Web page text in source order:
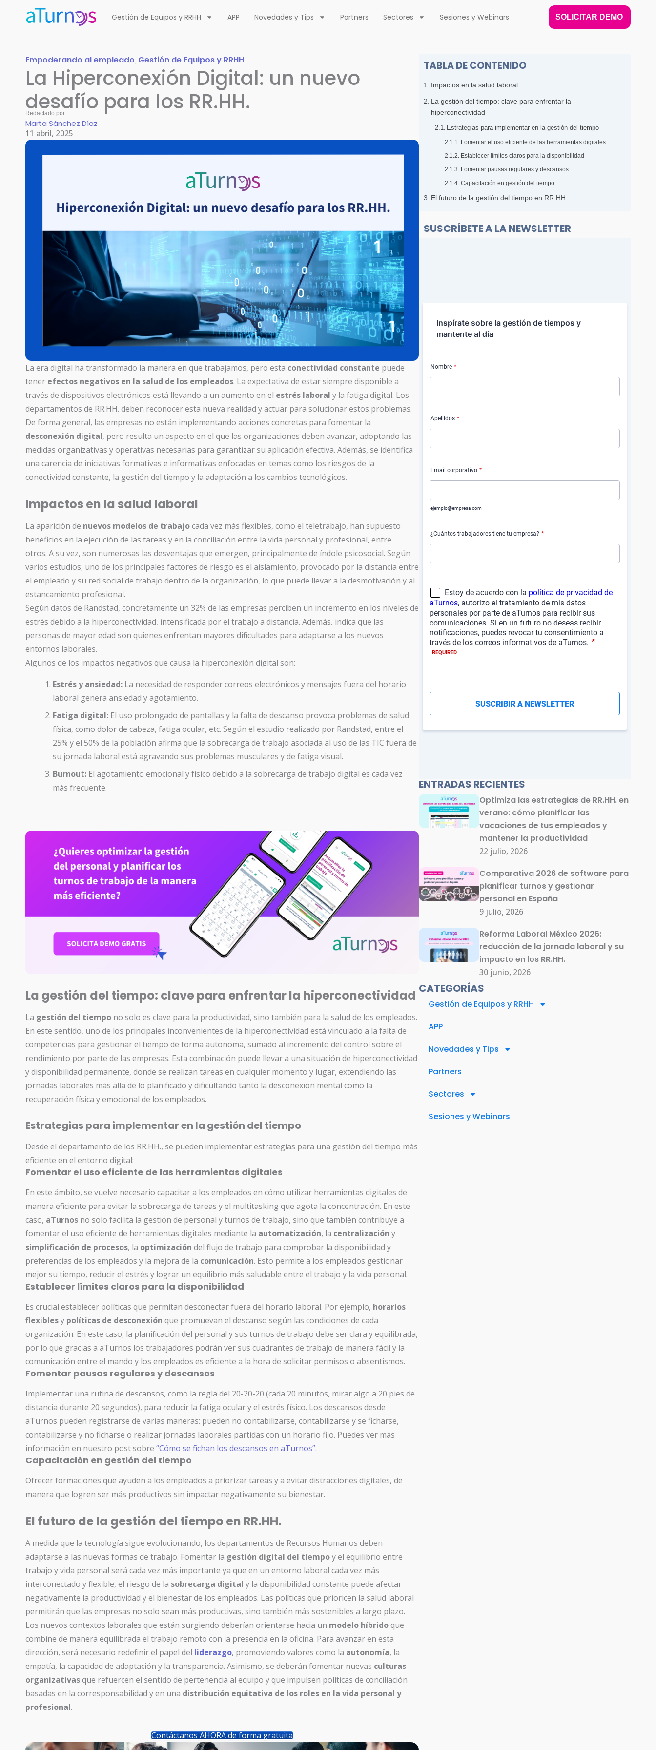
Gestión de Equipos y RRHH APP Novedades y Tips Partners Sectores Sesiones y Webinars SOLICITAR DEMO
Empoderando al empleado, Gestión de Equipos y RRHH
La Hiperconexión Digital: un nuevo
desafío para los RR.HH.
Redactado por:
Marta Sánchez Díaz
11 abril, 2025
La era digital ha transformado la manera en que trabajamos, pero esta conectividad constante puede
tener efectos negativos en la salud de los empleados. La expectativa de estar siempre disponible a
través de dispositivos electrónicos está llevando a un aumento en el estrés laboral y la fatiga digital. Los
departamentos de RR.HH. deben reconocer esta nueva realidad y actuar para solucionar estos problemas.
De forma general, las empresas no están implementando acciones concretas para fomentar la
desconexión digital, pero resulta un aspecto en el que las organizaciones deben avanzar, adoptando las
medidas organizativas y operativas necesarias para garantizar su aplicación efectiva. Además, se identifica
una carencia de iniciativas formativas e informativas enfocadas en temas como los riesgos de la
conectividad constante, la gestión del tiempo y la adaptación a los cambios tecnológicos.
Impactos en la salud laboral
La aparición de nuevos modelos de trabajocada vez más flexibles, como el teletrabajo, han supuesto
beneficios en la ejecución de las tareas y en la conciliación entre la vida personal y profesional, entre
otros. A su vez, son numerosas las desventajas que emergen, principalmente de índole psicosocial. Según
varios estudios, uno de los principales factores de riesgo es el aislamiento, provocado por la distancia entre
el empleado y su red social de trabajo dentro de la organización, lo que puede llevar a la desmotivación y al
estancamiento profesional.
Según datos de Randstad, concretamente un 32% de las empresas perciben un incremento en los niveles de
estrés debido a la hiperconectividad, intensificada por el trabajo a distancia. Además, indica que las
personas de mayor edad son quienes enfrentan mayores dificultades para adaptarse a los nuevos
entornos laborales.
Algunos de los impactos negativos que causa la hiperconexión digital son:
Estrés y ansiedad: La necesidad de responder correos electrónicos y mensajes fuera del horario
laboral genera ansiedad y agotamiento.
Fatiga digital: El uso prolongado de pantallas y la falta de descanso provoca problemas de salud
física, como dolor de cabeza, fatiga ocular, etc. Según el estudio realizado por Randstad, entre el
25% y el 50% de la población afirma que la sobrecarga de trabajo asociada al uso de las TIC fuera de
su jornada laboral está agravando sus problemas musculares y de fatiga visual.
Burnout: El agotamiento emocional y físico debido a la sobrecarga de trabajo digital es cada vez
más frecuente.
La gestión del tiempo: clave para enfrentar la hiperconectividad
La gestión del tiempo no solo es clave para la productividad, sino también para la salud de los empleados.
En este sentido, uno de los principales inconvenientes de la hiperconectividad está vinculado a la falta de
competencias para gestionar el tiempo de forma autónoma, sumado al incremento del control sobre el
rendimiento por parte de las empresas. Esta combinación puede llevar a una situación de hiperconectividad
y disponibilidad permanente, donde se realizan tareas en cualquier momento y lugar, extendiendo las
jornadas laborales más allá de lo planificado y dificultando tanto la desconexión mental como la
recuperación física y emocional de los empleados.
Estrategias para implementar en la gestión del tiempo
Desde el departamento de los RR.HH., se pueden implementar estrategias para una gestión del tiempo más
eficiente en el entorno digital:
Fomentar el uso eficiente de las herramientas digitales
En este ámbito, se vuelve necesario capacitar a los empleados en cómo utilizar herramientas digitales de
manera eficiente para evitar la sobrecarga de tareas y el multitasking que agota la concentración. En este
caso, aTurnos no solo facilita la gestión de personal y turnos de trabajo, sino que también contribuye a
fomentar el uso eficiente de herramientas digitales mediante la automatización, la centralización y
simplificación de procesos, la optimización del flujo de trabajo para comprobar la disponibilidad y
preferencias de los empleados y la mejora de la comunicación. Esto permite a los empleados gestionar
mejor su tiempo, reducir el estrés y lograr un equilibrio más saludable entre el trabajo y la vida personal.
Establecer límites claros para la disponibilidad
Es crucial establecer políticas que permitan desconectar fuera del horario laboral. Por ejemplo, horarios
flexiblesy políticas de desconexión que promuevan el descanso según las condiciones de cada
organización. En este caso, la planificación del personal y sus turnos de trabajo debe ser clara y equilibrada,
por lo que gracias a aTurnos los trabajadores podrán ver sus cuadrantes de trabajo de manera fácil y la
comunicación entre el mando y los empleados es eficiente a la hora de solicitar permisos o absentismos.
Fomentar pausas regulares y descansos
Implementar una rutina de descansos, como la regla del 20-20-20 (cada 20 minutos, mirar algo a 20 pies de
distancia durante 20 segundos), para reducir la fatiga ocular y el estrés físico. Los descansos desde
aTurnos pueden registrarse de varias maneras: pueden no contabilizarse, contabilizarse y se ficharse,
contabilizarse y no ficharse o realizar jornadas laborales partidas con un horario fijo. Puedes ver más
información en nuestro post sobre “Cómo se fichan los descansos en aTurnos”.
Capacitación en gestión del tiempo
Ofrecer formaciones que ayuden a los empleados a priorizar tareas y a evitar distracciones digitales, de
manera que logren ser más productivos sin impactar negativamente su bienestar.
El futuro de la gestión del tiempo en RR.HH.
A medida que la tecnología sigue evolucionando, los departamentos de Recursos Humanos deben
adaptarse a las nuevas formas de trabajo. Fomentar la gestión digital del tiempoy el equilibrio entre
trabajo y vida personal será cada vez más importante ya que en un entorno laboral cada vez más
interconectado y flexible, el riesgo de la sobrecarga digital y la disponibilidad constante puede afectar
negativamente la productividad y el bienestar de los empleados. Las políticas que prioricen la salud laboral
permitirán que las empresas no solo sean más productivas, sino también más sostenibles a largo plazo.
Los nuevos contextos laborales que están surgiendo deberían orientarse hacia un modelo híbridoque
combine de manera equilibrada el trabajo remoto con la presencia en la oficina. Para avanzar en esta
dirección, será necesario redefinir el papel del liderazgo, promoviendo valores como la autonomía, la
empatía, la capacidad de adaptación y la transparencia. Asimismo, se deberán fomentar nuevas culturas
organizativasque refuercen el sentido de pertenencia al equipo y que impulsen políticas de conciliación
basadas en la corresponsabilidad y en una distribución equitativa de los roles en la vida personal y
profesional.
Contáctanos AHORA de forma gratuita
TABLA DE CONTENIDO
Impactos en la salud laboral
La gestión del tiempo: clave para enfrentar la
hiperconectividad
Estrategias para implementar en la gestión del tiempo
Fomentar el uso eficiente de las herramientas digitales
Establecer límites claros para la disponibilidad
Fomentar pausas regulares y descansos
Capacitación en gestión del tiempo
El futuro de la gestión del tiempo en RR.HH.
SUSCRÍBETE A LA NEWSLETTER
ENTRADAS RECIENTES
Optimiza las estrategias de RR.HH. en
verano: cómo planificar las
vacaciones de tus empleados y
mantener la productividad
22 julio, 2026
Comparativa 2026 de software para
planificar turnos y gestionar
personal en España
9 julio, 2026
Reforma Laboral México 2026:
reducción de la jornada laboral y su
impacto en los RR.HH.
30 junio, 2026
CATEGORÍAS
Gestión de Equipos y RRHH
APP
Novedades y Tips
Partners
Sectores
Sesiones y Webinars